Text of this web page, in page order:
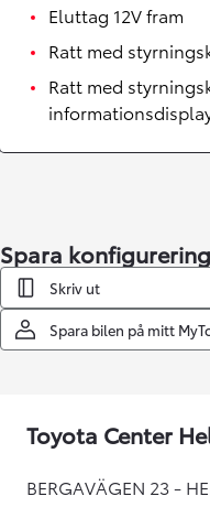
Eluttag 12V fram
Ratt med
Ratt med
Spara konfigurering
Skriv ut
Spara bilen på mitt
Toyota Center
BERGAVÄGEN 23 -